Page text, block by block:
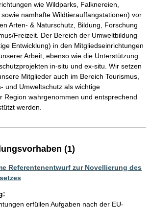
wie Wildparks, Falknereien,
namhafte Wildtierauffangstationen) vor
Arten- & Naturschutz, Bildung, Forschung
Freizeit. Der Bereich der Umweltbildung
Entwicklung) in den Mitgliedseinrichtungen
Arbeit, ebenso wie die Unterstützung
in-situ und ex-situ. Wir setzen
Mitglieder auch im Bereich Tourismus,
und Umweltschutz als wichtige
Region wahrgenommen und entsprechend
werden.
(1)
Referentenentwurf zur Novellierung des
erfüllen Aufgaben nach der EU-